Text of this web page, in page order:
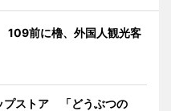
前に櫓、外国人観光客
プストア 「どうぶつの